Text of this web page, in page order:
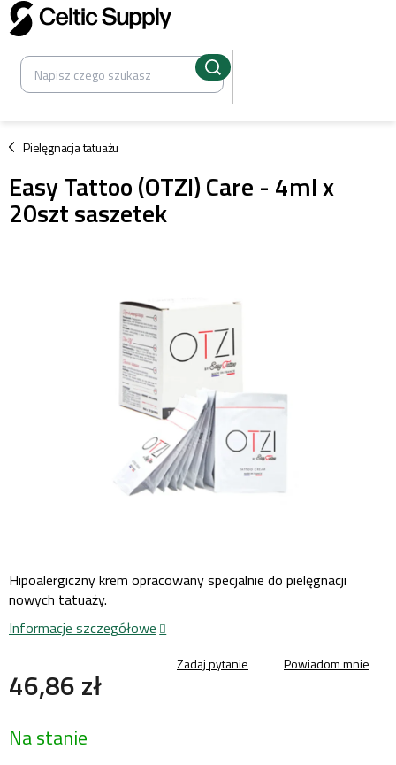
Przejść
do
treści
Pielęgnacja tatuażu
/
Easy Tattoo (OTZI) Care - 4ml x
20szt saszetek
46,86 zł
jednostkowa:
Na stanie
Hipoalergiczny krem opracowany specjalnie do pielęgnacji
nowych tatuaży.
Informacje szczegółowe
Zadaj pytanie Powiadom mnie